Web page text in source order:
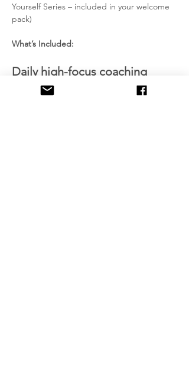
Yourself Series – included in your welcome
pack)
What’s Included:
Daily high-focus coaching
Practical Dutch for real-world use:
speaking, listening, pronunciation, and